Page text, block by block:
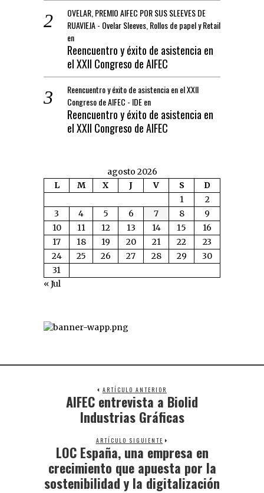
OVELAR, PREMIO AIFEC POR SUS SLEEVES DE
RUAVIEJA - Ovelar Sleeves, Rollos de papel y Retail
en
Reencuentro y éxito de asistencia en
el XXII Congreso de AIFEC
Reencuentro y éxito de asistencia en el XXII
Congreso de AIFEC - IDEen
Reencuentro y éxito de asistencia en
el XXII Congreso de AIFEC
agosto 2026
L
M X J V S
D
1
2
3
4 5 6 7 8
9
10
11 12 13 14 15
16
17
18 19 20 21 22
23
24
25 26 27 28 29
30
31
« Jul
ARTÍCULO ANTERIOR
AIFEC entrevista a Biolid
Industrias Gráficas
ARTÍCULO SIGUIENTE
LOC España, una empresa en
crecimiento que apuesta por la
sostenibilidad y la digitalización